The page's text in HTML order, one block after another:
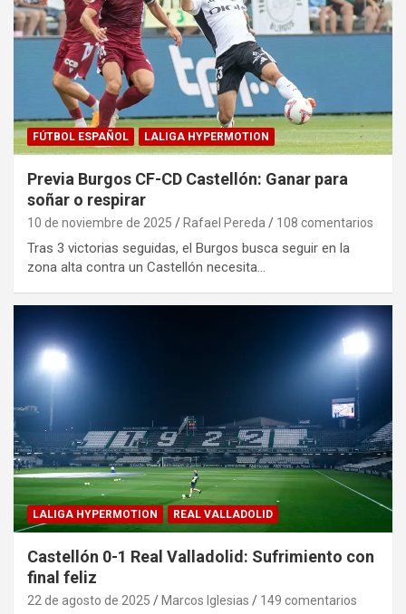
FÚTBOL ESPAÑOL LALIGA HYPERMOTION
Previa Burgos CF-CD Castellón: Ganar para
soñar o respirar
10 de noviembre de 2025 Rafael Pereda 108 comentarios
Tras 3 victorias seguidas, el Burgos busca seguir en la
zona alta contra un Castellón necesita…
LALIGA HYPERMOTION REAL VALLADOLID
Castellón 0-1 Real Valladolid: Sufrimiento con
final feliz
22 de agosto de 2025 Marcos Iglesias 149 comentarios